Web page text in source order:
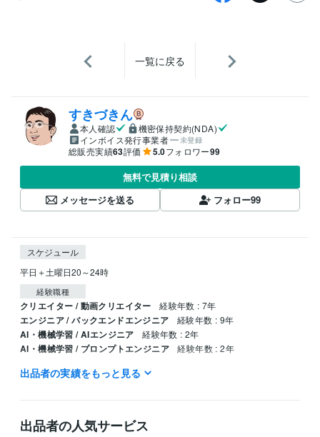
一覧に戻る
すきづきん
本人確認
機密保持契約(NDA)
インボイス発行事業者
未登録
総販売実績63評価 5.0フォロワー99
無料で見積り相談
メッセージを送る
フォロー99
スケジュール
平日＋土曜日20～24時
経験職種
クリエイター / 動画クリエイター 経験年数 : 7年
エンジニア / バックエンドエンジニア 経験年数 : 9年
AI・機械学習 / AIエンジニア 経験年数 : 2年
AI・機械学習 / プロンプトエンジニア 経験年数 : 2年
職歴
株式会社情報システム工学 2007年3月 ~ 2017年5月
株式会社エキスパート
出品者の実績をもっと見る
出品者の人気サービス